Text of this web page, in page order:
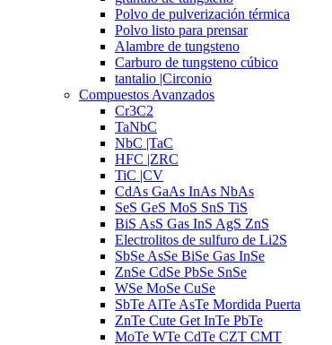
Polvo de pulverización térmica
Polvo listo para prensar
Alambre de tungsteno
Carburo de tungsteno cúbico
tantalio |Circonio
Compuestos Avanzados
Cr3C2
TaNbC
NbC |TaC
HFC |ZRC
TiC |CV
CdAs GaAs InAs NbAs
SeS GeS MoS SnS TiS
BiS AsS Gas InS AgS ZnS
Electrolitos de sulfuro de Li2S
SbSe AsSe BiSe Gas InSe
ZnSe CdSe PbSe SnSe
WSe MoSe CuSe
SbTe AlTe AsTe Mordida Puerta
ZnTe Cute Get InTe PbTe
MoTe WTe CdTe CZT CMT